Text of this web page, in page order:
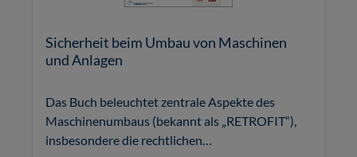
Sicherheit beim Umbau von Maschinen
und Anlagen
Das Buch beleuchtet zentrale Aspekte des
Maschinenumbaus (bekannt als „RETROFIT“),
insbesondere die rechtlichen